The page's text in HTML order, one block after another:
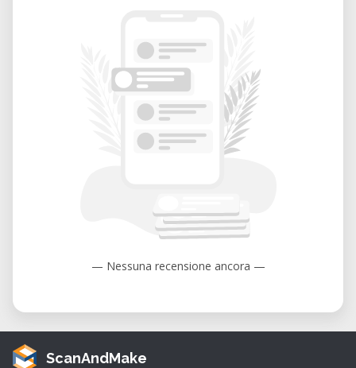
Weiterführendes Erklärvideo:
„HOW TO SLA?! – Wie funktionieren Resin-
Drucker?“ (YouTube)
Das Resin-3D-Druckverfahren (SLA/DLP)
ermöglicht dank flüssigem Harz und UV-
Licht extrem feine Details und glatte
diesem Kurs bist du bestens vorbereitet, um
eigene Projekte sicher und erfolgreich
umzusetzen.
sein!
— Nessuna recensione ancora —
ScanAndMake